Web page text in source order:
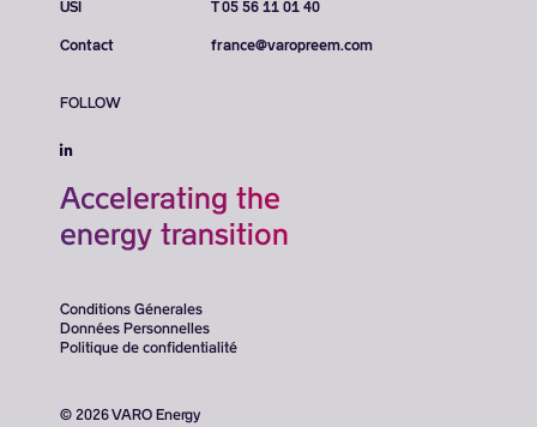
USI
Contact
T 05 56 11 01 40
france@varopreem.com
FOLLOW
Accelerating the
energy transition
© 2026 VARO Energy
Conditions Génerales
Données Personnelles
Politique de confidentialité